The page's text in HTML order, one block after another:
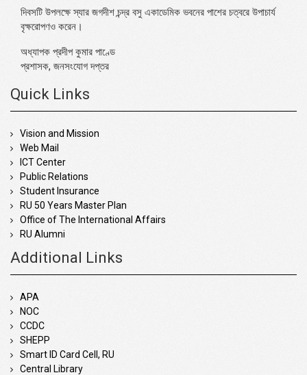
দিবসটি উপলক্ষে স্যার জগদীশ চন্দ্র বসু একাডেমিক ভবনের পাশের চত্বরে উপাচার্য
বৃক্ষরোপণও করেন।
অধ্যাপক প্রদীপ কুমার পাণ্ডে
প্রশাসক, জনসংযোগ দপ্তর
Quick Links
Vision and Mission
Web Mail
ICT Center
Public Relations
Student Insurance
RU 50 Years Master Plan
Office of The International Affairs
RU Alumni
Additional Links
APA
NOC
CCDC
SHEPP
Smart ID Card Cell, RU
Central Library